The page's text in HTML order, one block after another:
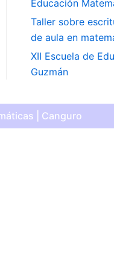
Educación
Taller sobre
de aula en
XII Escuela de
Guzmán
| Canguro